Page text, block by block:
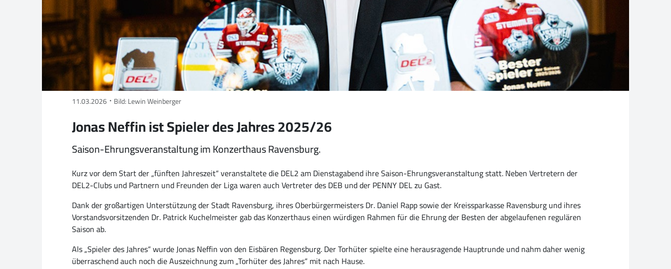
11.03.2026 Bild: Lewin Weinberger
Jonas Neffin ist Spieler des Jahres 2025/26
Saison-Ehrungsveranstaltung im Konzerthaus Ravensburg.
Kurz vor dem Start der „fünften Jahreszeit“ veranstaltete die DEL2 am Dienstagabend ihre Saison-Ehrungsveranstaltung statt. Neben Vertretern der
DEL2-Clubs und Partnern und Freunden der Liga waren auch Vertreter des DEB und der PENNY DEL zu Gast.
Dank der großartigen Unterstützung der Stadt Ravensburg, ihres Oberbürgermeisters Dr. Daniel Rapp sowie der Kreissparkasse Ravensburg und ihres
Vorstandsvorsitzenden Dr. Patrick Kuchelmeister gab das Konzerthaus einen würdigen Rahmen für die Ehrung der Besten der abgelaufenen regulären
Saison ab.
Als „Spieler des Jahres“ wurde Jonas Neffin von den Eisbären Regensburg. Der Torhüter spielte eine herausragende Hauptrunde und nahm daher wenig
überraschend auch noch die Auszeichnung zum „Torhüter des Jahres“ mit nach Hause.